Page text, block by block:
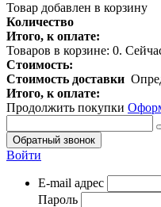
Товар добавлен в корзину
Количество
Итого, к оплате:
Товаров в корзине: 0.
Стоимость:
Стоимость доставки
Итого, к оплате:
Продолжить покупки
Обратный звонок
Войти
E-mail адрес
Пароль